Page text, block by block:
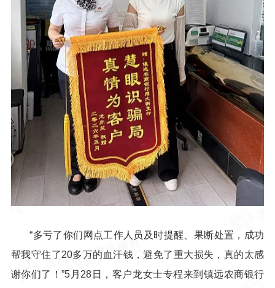
“多亏了你们网点工作人员及时提醒、果断处置，成功
帮我守住了20多万的血汗钱，避免了重大损失，真的太感
谢你们了！”5月28日，客户龙女士专程来到镇远农商银行